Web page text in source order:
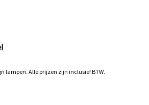
lampen. Alle prijzen zijn inclusief BTW.